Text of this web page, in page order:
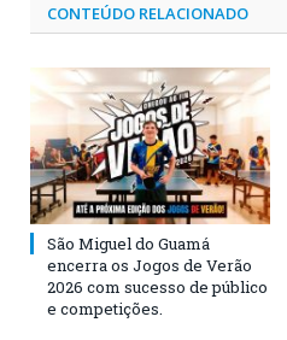
CONTEÚDO RELACIONADO
São Miguel do Guamá
encerra os Jogos de Verão
2026 com sucesso de público
e competições.